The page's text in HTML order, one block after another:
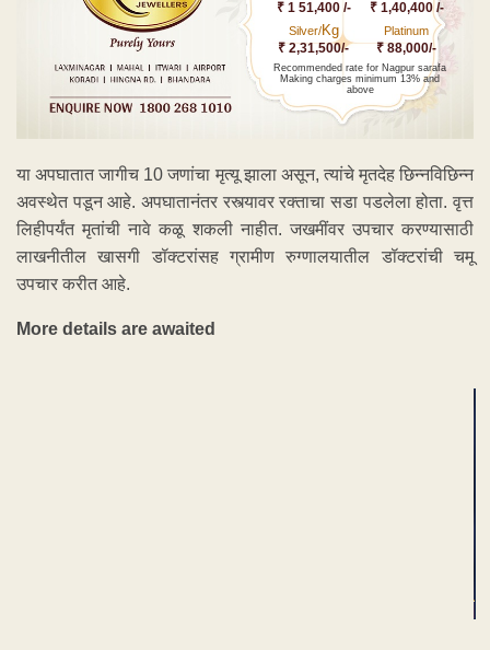
₹ 1 51,400 /- ₹ 1,40,400 /-
Silver/Kg
₹ 2,31,500/-
Platinum
₹ 88,000/-
Recommended rate for Nagpur sarafa
Making charges minimum 13% and
above
या अपघातात जागीच 10 जणांचा मृत्यू झाला असून, त्यांचे मृतदेह छिन्नविछिन्न
अवस्थेत पडून आहे. अपघातानंतर रस्त्यावर रक्ताचा सडा पडलेला होता. वृत्त
लिहीपर्यंत मृतांची नावे कळू शकली नाहीत. जखमींवर उपचार करण्यासाठी
लाखनीतील खासगी डॉक्टरांसह ग्रामीण रुग्णालयातील डॉक्टरांची चमू
उपचार करीत आहे.
More details are awaited